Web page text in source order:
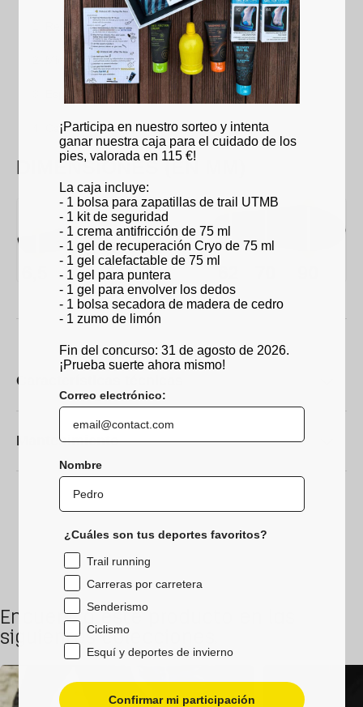
Revestimiento:antibacteriano y confort
Microperforaciones: transpirable
Espuma de confort:
Carcasa 3D:sujeción del pie
DIMENSIONES (EN MM)
Características técnicas
Mantenimiento
Encuentra este producto en las
siguientes colecciones.
¡Participa en nuestro sorteo y intenta
ganar nuestra caja para el cuidado de los
pies, valorada en 115 €!
La caja incluye:
- 1 bolsa para zapatillas de trail UTMB
- 1 kit de seguridad
- 1 crema antifricción de 75 ml
- 1 gel de recuperación Cryo de 75 ml
- 1 gel calefactable de 75 ml
- 1 gel para puntera
- 1 gel para envolver los dedos
- 1 bolsa secadora de madera de cedro
- 1 zumo de limón
Fin del concurso: 31 de agosto de 2026.
¡Prueba suerte ahora mismo!
Correo electrónico:
Nombre
¿Cuáles son tus deportes favoritos?
Trail running
Carreras por carretera
Senderismo
Ciclismo
Esquí y deportes de invierno
Confirmar mi participación